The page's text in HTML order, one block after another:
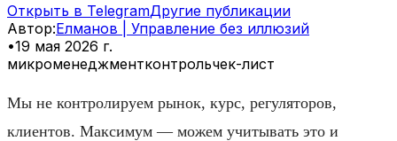
Открыть в TelegramДругие публикации
Автор:Елманов | Управление без иллюзий
•19 мая 2026 г.
микроменеджментконтрольчек-лист
Мы не контролируем рынок, курс, регуляторов,
клиентов. Максимум — можем учитывать это и